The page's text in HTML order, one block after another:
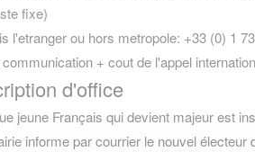
fixe)
l'etranger ou hors metropole: +33 (0) 1
+ cout de l'appel
d'office
jeune Français qui devient majeur est
informe par courrier le nouvel